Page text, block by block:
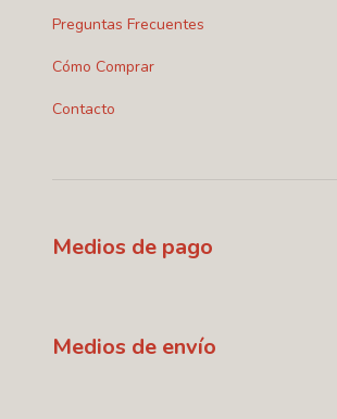
Preguntas Frecuentes
Cómo Comprar
Contacto
Medios de pago
Medios de envío